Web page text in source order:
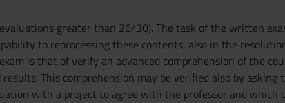
greater than 26/30). The task of the written
to reprocessing these contents, also in the
is that of verify an advanced comprehension of the
This comprehension may be verified also by
with a project to agree with the professor and which